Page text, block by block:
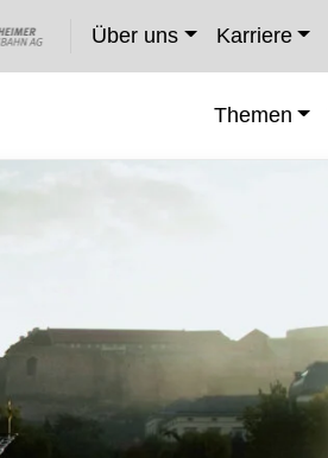
Über uns Karriere
Themen